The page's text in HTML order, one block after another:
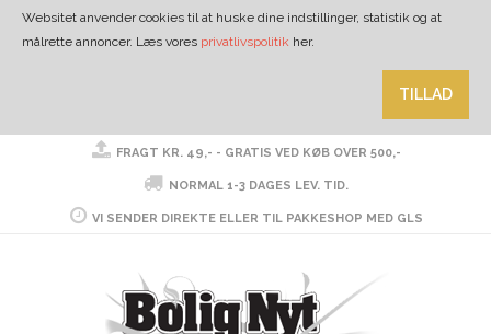
Websitet anvender cookies til at huske dine indstillinger, statistik og at
målrette annoncer. Læs vores privatlivspolitik her.
TILLAD
FRAGT KR. 49,- - GRATIS VED KØB OVER 500,-
NORMAL 1-3 DAGES LEV. TID.
VI SENDER DIREKTE ELLER TIL PAKKESHOP MED GLS